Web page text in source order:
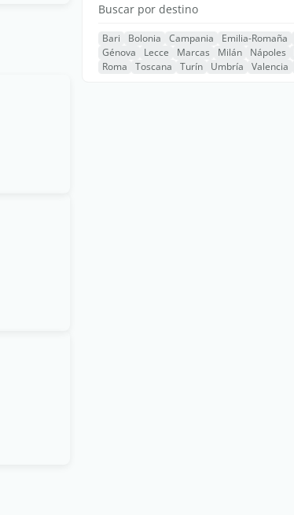
Buscar por destino
Bari Bolonia Campania Emilia-Romaña
Génova
Lecce Marcas Milán Nápoles
Roma
Toscana Turín Umbría Valencia